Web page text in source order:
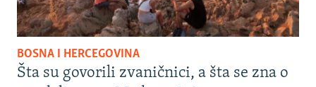
BOSNA I HERCEGOVINA
Šta su govorili zvaničnici, a šta se zna o